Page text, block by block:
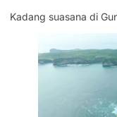
Kadang suasana di